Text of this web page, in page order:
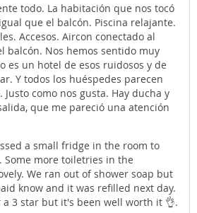
todo. La habitación que nos tocó
que el balcón. Piscina relajante.
Accesos. Aircon conectado al
balcón. Nos hemos sentido muy
es un hotel de esos ruidosos y de
Y todos los huéspedes parecen
como nos gusta. Hay ducha y
que me pareció una atención
a small fridge in the room to
Some more toiletries in the
We ran out of shower soap but
know and it was refilled next day.
3 star but it's been well worth it 👌.